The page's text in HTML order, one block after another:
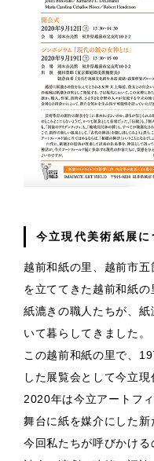
今立現代美術紙展に
越前和紙の里、越前市
を立ててきた越前和紙の
紙漉きの職人たちが、
いて暮らしてきました。
この越前和紙の里で、
した展覧会として今立現
2020年は今立アートフ
舞台に紙を媒介にした新
今回私たちが呼びかける